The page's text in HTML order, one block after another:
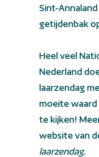
Sint-Annaland
getijdenbak
Heel veel
Nederland
laarzendag
moeite waard
te kijken!
website van
laarzendag.